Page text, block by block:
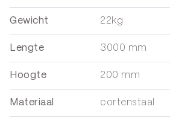
Gewicht 22kg
Lengte 3000 mm
Hoogte 200 mm
Materiaal cortenstaal